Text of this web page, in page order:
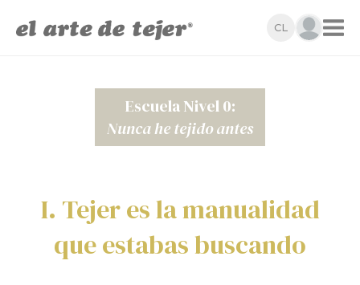
CL
Escuela Nivel 0:
Nunca he tejido antes
I. Tejer es la manualidad
que estabas buscando